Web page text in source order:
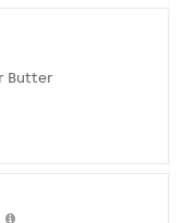
Butter